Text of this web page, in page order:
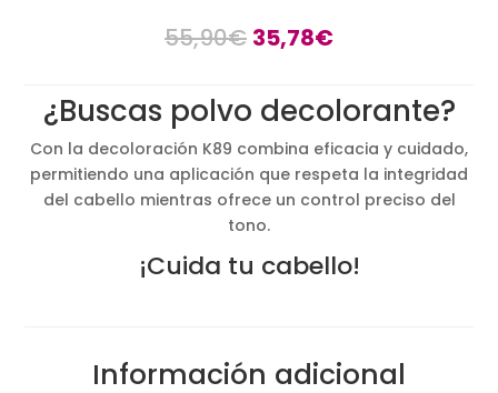
55,90€ El
era:
55,90€.
35,78€El
es:
35,78€.
¿Buscas polvo decolorante?
Con la decoloración K89 combina eficacia y cuidado,
permitiendo una aplicación que respeta la integridad
del cabello mientras ofrece un control preciso del
tono.
¡Cuida tu cabello!
Información adicional